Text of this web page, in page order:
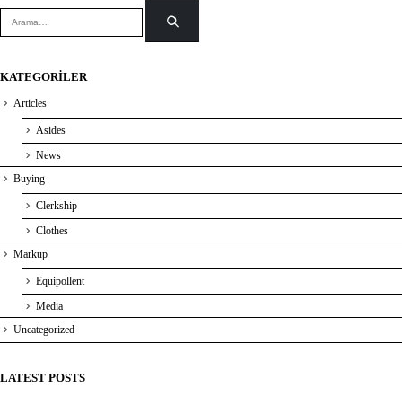
KATEGORILER
Articles
Asides
News
Buying
Clerkship
Clothes
Markup
Equipollent
Media
Uncategorized
LATEST POSTS